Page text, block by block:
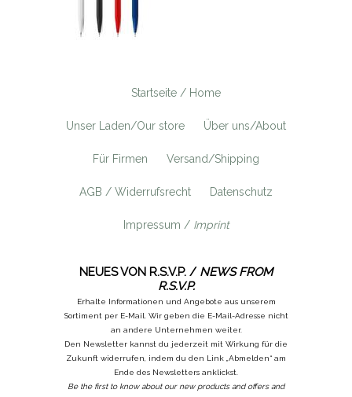
Startseite / Home
Unser Laden/Our store Über uns/About
Für Firmen Versand/Shipping
AGB / Widerrufsrecht Datenschutz
Impressum / Imprint
NEUES VON R.S.V.P. / NEWS FROM
R.S.V.P.
Erhalte Informationen und Angebote aus unserem
Sortiment per E-Mail. Wir geben die E-Mail-Adresse nicht
an andere Unternehmen weiter.
Den Newsletter kannst du jederzeit mit Wirkung für die
Zukunft widerrufen, indem du den Link „Abmelden“ am
Ende des Newsletters anklickst.
Be the first to know about our new products and offers and